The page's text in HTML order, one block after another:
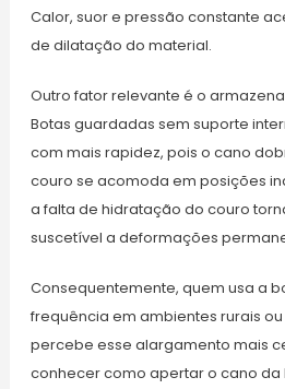
Calor, suor e pressão constante
de dilatação do material.
Outro fator relevante é o
Botas guardadas sem suporte
com mais rapidez, pois o cano
couro se acomoda em posições
a falta de hidratação do couro
suscetível a deformações
Consequentemente, quem usa a
frequência em ambientes rurais
percebe esse alargamento mais
conhecer como apertar o cano